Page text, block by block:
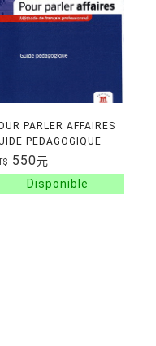
PARLER AFFAIRES
PEDAGOGIQUE
550元